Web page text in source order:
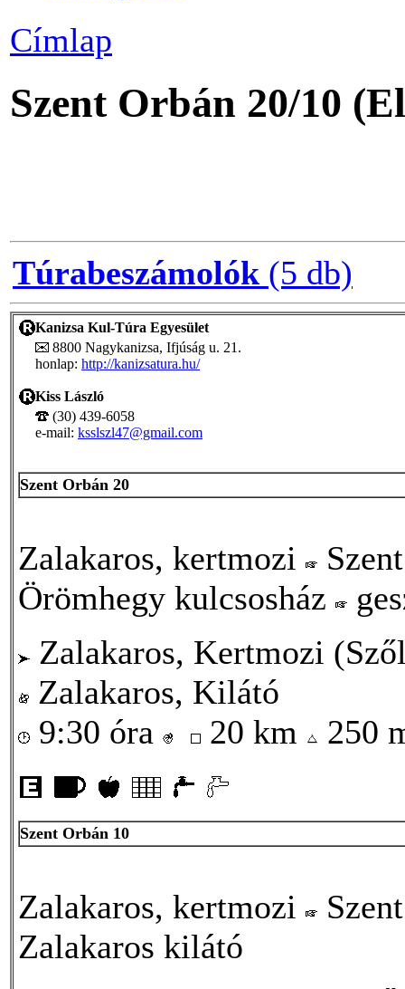
Címlap
Szent Orbán 20/10
Túrabeszámolók (5 db)
Kanizsa Kul-Túra Egyesület
8800 Nagykanizsa, Ifjúság u. 21.
honlap: http://kanizsatura.hu/
Kiss László
(30) 439-6058
e-mail: ksslszl47@gmail.com
Szent Orbán 20
Zalakaros, kertmozi
Örömhegy kulcsosház
Zalakaros, Kertmozi
Zalakaros, Kilátó
9:30 óra
20 km 250
Szent Orbán 10
Zalakaros, kertmozi
Zalakaros kilátó